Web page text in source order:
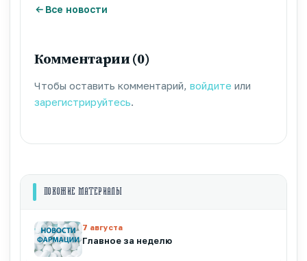
Все новости
Комментарии (0)
Чтобы оставить комментарий, войдите или
зарегистрируйтесь
ПОХОЖИЕ МАТЕРИАЛЫ
7 августа
Главное за неделю